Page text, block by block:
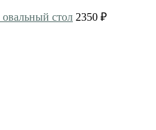
стол 2350 ₽